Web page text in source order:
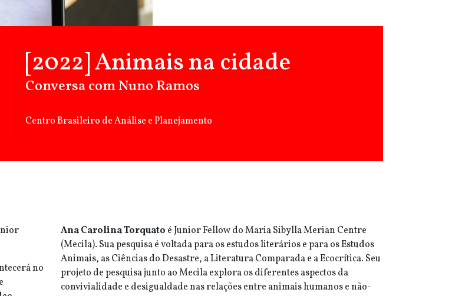
[2022] Animais na cidade
Conversa com Nuno Ramos
Centro Brasileiro de Análise e Planejamento
no
Ana Carolina Torquato é Junior Fellow do Maria Sibylla Merian Centre
(Mecila). Sua pesquisa é voltada para os estudos literários e para os Estudos
Animais, as Ciências do Desastre, a Literatura Comparada e a Ecocrítica. Seu
projeto de pesquisa junto ao Mecila explora os diferentes aspectos da
convivialidade e desigualdade nas relações entre animais humanos e não-